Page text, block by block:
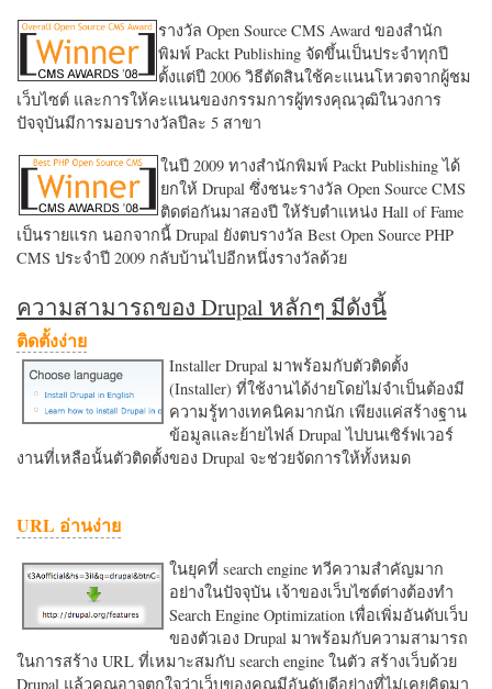
รางวัล Open Source CMS Award ของสำนัก
พิมพ์ Packt Publishing จัดขึ้นเป็นประจำทุกปี
ตั้งแต่ปี 2006 วิธีตัดสินใช้คะแนนโหวตจากผู้ชม
เว็บไซต์ และการให้คะแนนของกรรมการผู้ทรงคุณวุฒิในวงการ
ปัจจุบันมีการมอบรางวัลปีละ 5 สาขา
ในปี 2009 ทางสำนักพิมพ์ Packt Publishing ได้
ยกให้ Drupal ซึ่งชนะรางวัล Open Source CMS
ติดต่อกันมาสองปี ให้รับตำแหน่ง Hall of Fame
เป็นรายแรก นอกจากนี้ Drupal ยังตบรางวัล Best Open Source PHP
CMS ประจำปี 2009 กลับบ้านไปอีกหนึ่งรางวัลด้วย
ความสามารถของ Drupal หลักๆ มีดังนี้
ติดตั้งง่าย
Installer Drupal มาพร้อมกับตัวติดตั้ง
(Installer) ที่ใช้งานได้ง่ายโดยไม่จำเป็นต้องมี
ความรู้ทางเทคนิคมากนัก เพียงแค่สร้างฐาน
ข้อมูลและย้ายไฟล์ Drupal ไปบนเซิร์ฟเวอร์
งานที่เหลือนั้นตัวติดตั้งของ Drupal จะช่วยจัดการให้ทั้งหมด
URL อ่านง่าย
ในยุคที่ search engine ทวีความสำคัญมาก
อย่างในปัจจุบัน เจ้าของเว็บไซต์ต่างต้องทำ
Search Engine Optimization เพื่อเพิ่มอันดับเว็บ
ของตัวเอง Drupal มาพร้อมกับความสามารถ
ในการสร้าง URL ที่เหมาะสมกับ search engine ในตัว สร้างเว็บด้วย
Drupal แล้วคุณอาจตกใจว่าเว็บของคุณมีอันดับดีอย่างที่ไม่เคยคิดมา